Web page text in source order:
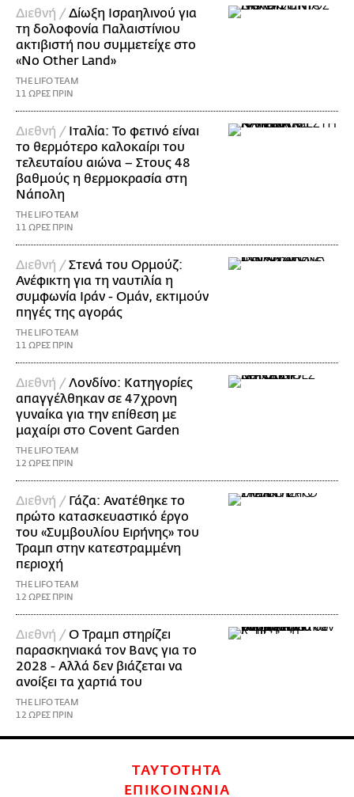
Διεθνή /Δίωξη Ισραηλινού για
τη δολοφονία Παλαιστίνιου
ακτιβιστή που συμμετείχε στο
«No Other Land»
THE LIFO TEAM
11 ΩΡΕΣ ΠΡΙΝ
Διεθνή / Ιταλία: Το φετινό είναι
το θερμότερο καλοκαίρι του
τελευταίου αιώνα – Στους 48
βαθμούς η θερμοκρασία στη
Νάπολη
THE LIFO TEAM
11 ΩΡΕΣ ΠΡΙΝ
Διεθνή /Στενά του Ορμούζ:
Ανέφικτη για τη ναυτιλία η
συμφωνία Ιράν - Ομάν, εκτιμούν
πηγές της αγοράς
THE LIFO TEAM
11 ΩΡΕΣ ΠΡΙΝ
Διεθνή /Λονδίνο: Κατηγορίες
απαγγέλθηκαν σε 47χρονη
γυναίκα για την επίθεση με
μαχαίρι στο Covent Garden
THE LIFO TEAM
12 ΩΡΕΣ ΠΡΙΝ
Διεθνή / Γάζα: Ανατέθηκε το
πρώτο κατασκευαστικό έργο
του «Συμβουλίου Ειρήνης» του
Τραμπ στην κατεστραμμένη
περιοχή
THE LIFO TEAM
12 ΩΡΕΣ ΠΡΙΝ
Διεθνή /Ο Τραμπ στηρίζει
παρασκηνιακά τον Βανς για το
2028 - Αλλά δεν βιάζεται να
ανοίξει τα χαρτιά του
THE LIFO TEAM
12 ΩΡΕΣ ΠΡΙΝ
ΤΑΥΤΟΤΗΤΑ
ΕΠΙΚΟΙΝΩΝΙΑ